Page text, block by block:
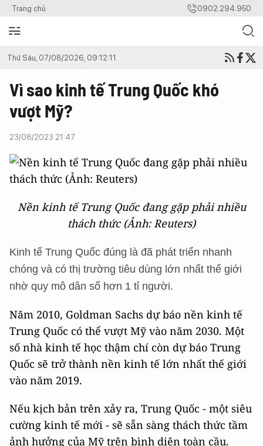
Trang chủ 0902.294.950
Thứ Sáu, 07/08/2026, 09:12:11
Vì sao kinh tế Trung Quốc khó
vượt Mỹ?
23/08/2023 21:47
Nền kinh tế Trung Quốc đang gặp phải nhiều
thách thức (Ảnh: Reuters)
Kinh tế Trung Quốc đúng là đã phát triển nhanh
chóng và có thị trường tiêu dùng lớn nhất thế giới
nhờ quy mô dân số hơn 1 tỉ người.
Năm 2010, Goldman Sachs dự báo nền kinh tế
Trung Quốc có thể vượt Mỹvào năm 2030. Một
số nhà kinh tế học thậm chí còn dự báo Trung
Quốc sẽ trở thành nền kinh tế lớn nhất thế giới
vào năm 2019.
Nếu kịch bản trên xảy ra, Trung Quốc - một siêu
cường kinh tế mới - sẽ sẵn sàng thách thức tầm
ảnh hưởng của Mỹ trên bình diện toàn cầu.